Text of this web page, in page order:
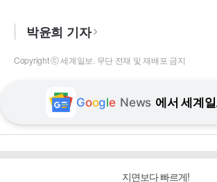
박윤희 기자
Copyright ⓒ 세계일보. 무단 전재 및 재배포 금지
Google News 에서 세계
지면보다 빠르게!